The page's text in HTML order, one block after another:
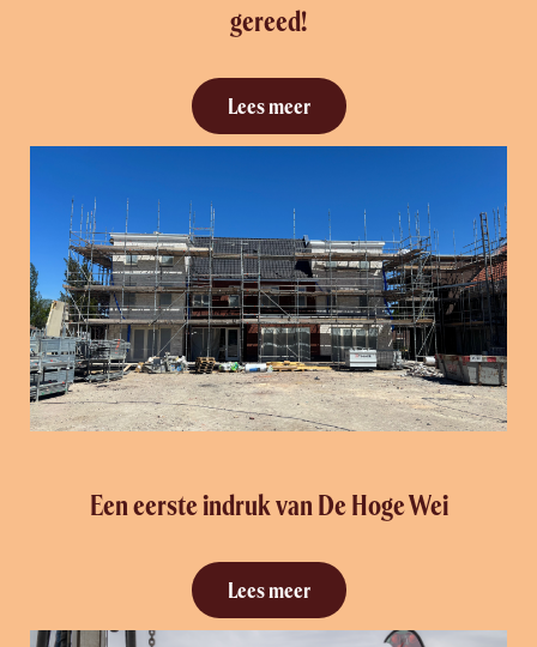
gereed!
Lees meer
Een eerste indruk van De Hoge Wei
Lees meer